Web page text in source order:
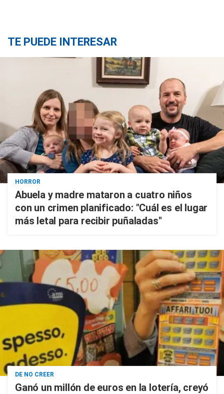
TE PUEDE INTERESAR
HORROR
Abuela y madre mataron a cuatro niños
con un crimen planificado: "Cuál es el lugar
más letal para recibir puñaladas"
DE NO CREER
Ganó un millón de euros en la lotería, creyó